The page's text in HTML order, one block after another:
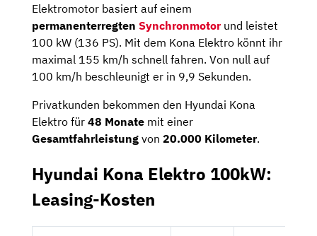
Elektromotor basiert auf einem
permanenterregten Synchronmotor und leistet
100 kW (136 PS). Mit dem Kona Elektro könnt ihr
maximal 155 km/h schnell fahren. Von null auf
100 km/h beschleunigt er in 9,9 Sekunden.
Privatkunden bekommen den Hyundai Kona
Elektro für 48 Monate mit einer
Gesamtfahrleistung von 20.000 Kilometer.
Hyundai Kona Elektro 100kW:
Leasing-Kosten